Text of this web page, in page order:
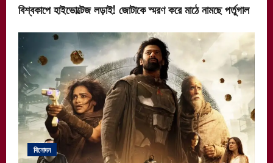
বিশ্বকাপে হাইভোল্টেজ লড়াই! জোটাকে স্মরণ করে মাঠে নামছে পর্তুগাল
বিনোদন